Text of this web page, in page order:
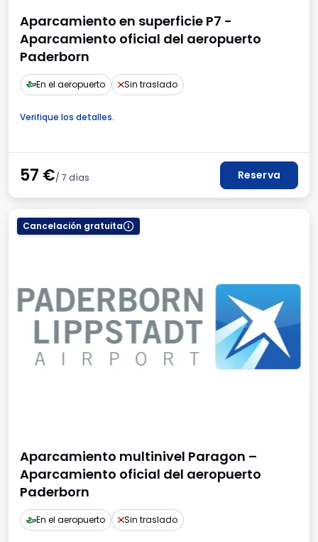
Aparcamiento en superficie P7 -
Aparcamiento oficial del aeropuerto
Paderborn
En el aeropuerto Sin traslado
Verifique los detalles.
57 €/ 7 días Reserva
Cancelación gratuita
Aparcamiento multinivel Paragon –
Aparcamiento oficial del aeropuerto
Paderborn
En el aeropuerto Sin traslado